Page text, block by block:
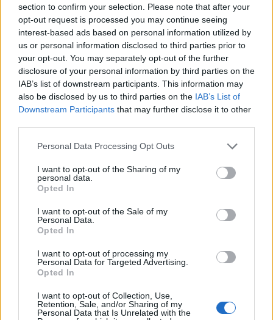
section to confirm your selection. Please note that after your
opt-out request is processed you may continue seeing
interest-based ads based on personal information utilized by
us or personal information disclosed to third parties prior to
your opt-out. You may separately opt-out of the further
disclosure of your personal information by third parties on the
IAB’s list of downstream participants. This information may
also be disclosed by us to third parties on the IAB’s List of
Downstream Participants that may further disclose it to other
Please note that this website/app uses one or more Google
not limited to your visit or usage behaviour. You may click to
grant or deny consent to Google and its third-party tags to
use your data for below specified purposes in below Google
consent section.
Personal Data Processing Opt Outs
I want to opt-out of the Sharing of my
personal data.
Opted In
I want to opt-out of the Sale of my
Personal Data.
Opted In
I want to opt-out of processing my
Personal Data for Targeted Advertising.
Opted In
I want to opt-out of Collection, Use,
Retention, Sale, and/or Sharing of my
Personal Data that Is Unrelated with the
espectadores mensais, o cenário dos jogos online está
sempre em ascensão. De acordo com muitos analistas de
criptografia,o mundo dos jogos NFT e da criptografia
está destinado a se entrelaçardevido às múltiplas
semelhanças. Ojogo EpicHero 3D NFT pode se
posicionar como um grande candidato aos torneiosde
esportes e,se isso acontecer, o preço do token EPICHERO
pode disparar.
são mais uma razão pela qual este projeto tem um
grande potencial. O Binance Coin ( BNB ) está classificado
em 5º lugar nas paradas CoinMarketCap com apenas
Bitcoin ( BTC ), Ethereum ( ETH ), Tether ( USDT ) e
respaldo da maior criptomoeda Binance do mundo, pode
se tornar um grande atrativo para potenciais
investidores colocarem seu dinheiro neste jogo NFT
que pode fazer com que o preço do token EPICHERO vá